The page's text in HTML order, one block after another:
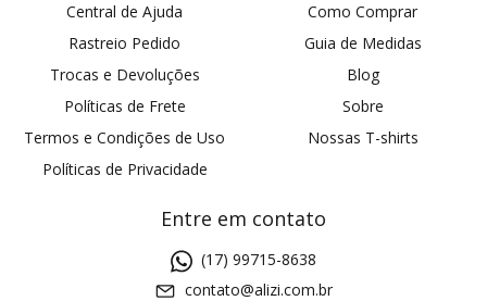
Central de Ajuda
Rastreio Pedido
Trocas e Devoluções
Políticas de Frete
Termos e Condições de Uso
Políticas de Privacidade
Como Comprar
Guia de Medidas
Blog
Sobre
Nossas T-shirts
Entre em contato
(17) 99715-8638
contato@alizi.com.br